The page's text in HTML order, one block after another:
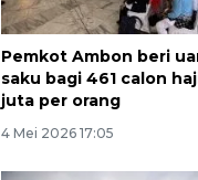
Pemkot Ambon beri
saku bagi 461 calon
juta per orang
4 Mei 2026 17:05